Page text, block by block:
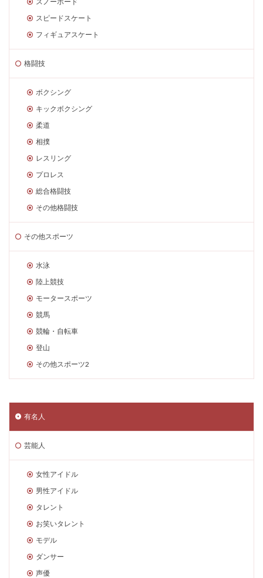
スピードスケート
フィギュアスケート
格闘技
ボクシング
キックボクシング
柔道
相撲
レスリング
プロレス
総合格闘技
その他格闘技
その他スポーツ
水泳
陸上競技
モータースポーツ
競馬
競輪・自転車
登山
その他スポーツ2
有名人
芸能人
女性アイドル
男性アイドル
タレント
お笑いタレント
モデル
ダンサー
声優